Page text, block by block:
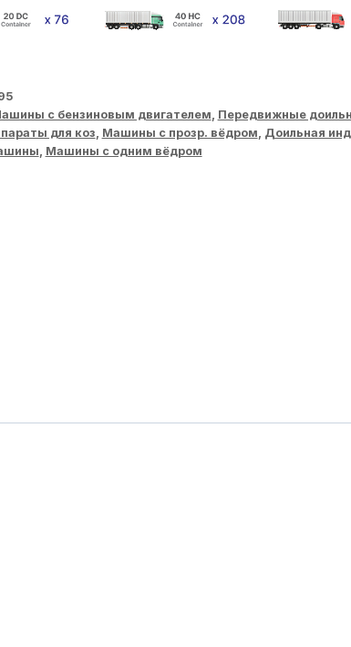
с бензиновым двигателем, Передвижные
для коз, Машины с прозр. вёдром, Доильная
, Машины с одним вёдром